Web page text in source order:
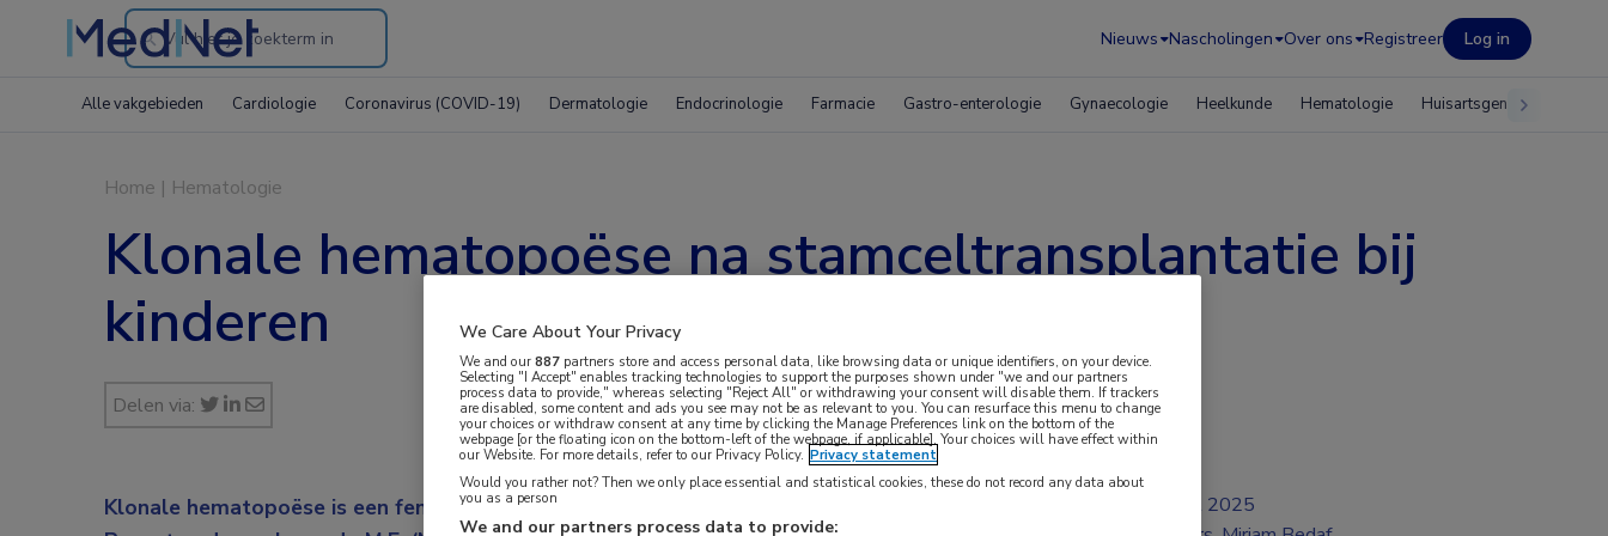
Search
the
Nieuws Nascholingen Over ons Registreer Log in
Alle vakgebieden Cardiologie Coronavirus (COVID-19) Dermatologie Endocrinologie Farmacie Gastro-enterologie Gynaecologie Heelkunde Hematologie Huisartsgeneeskunde
Home | Hematologie
Klonale hematopoëse na stamceltransplantatie bij
kinderen
Delen via:
Klonale hematopoëse is een fenomeen dat steeds meer aandacht krijgt in de hematologie.
jul 2025
We Care About Your Privacy
We and our887 partners store and access personal data, like browsing data or unique identifiers, on your device.
Selecting "I Accept" enables tracking technologies to support the purposes shown under "we and our partners
process data to provide," whereas selecting "Reject All" or withdrawing your consent will disable them. If trackers
are disabled, some content and ads you see may not be as relevant to you. You can resurface this menu to change
your choices or withdraw consent at any time by clicking the Manage Preferences link on the bottom of the
webpage [or the floating icon on the bottom-left of the webpage, if applicable]. Your choices will have effect within
our Website. For more details, refer to our Privacy Policy. Privacy statement
Would you rather not? Then we only place essential and statistical cookies, these do not record any data about
you as a person
We and our partners process data to provide: